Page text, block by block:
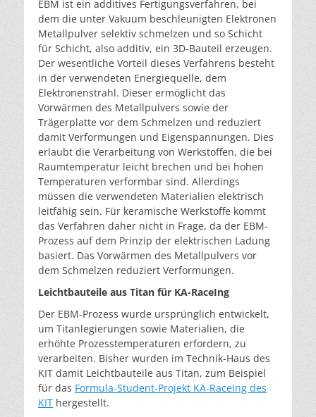
EBM ist ein additives Fertigungsverfahren, bei
dem die unter Vakuum beschleunigten Elektronen
Metallpulver selektiv schmelzen und so Schicht
für Schicht, also additiv, ein 3D-Bauteil erzeugen.
Der wesentliche Vorteil dieses Verfahrens besteht
in der verwendeten Energiequelle, dem
Elektronenstrahl. Dieser ermöglicht das
Vorwärmen des Metallpulvers sowie der
Trägerplatte vor dem Schmelzen und reduziert
damit Verformungen und Eigenspannungen. Dies
erlaubt die Verarbeitung von Werkstoffen, die bei
Raumtemperatur leicht brechen und bei hohen
Temperaturen verformbar sind. Allerdings
müssen die verwendeten Materialien elektrisch
leitfähig sein. Für keramische Werkstoffe kommt
das Verfahren daher nicht in Frage, da der EBM-
Prozess auf dem Prinzip der elektrischen Ladung
basiert. Das Vorwärmen des Metallpulvers vor
dem Schmelzen reduziert Verformungen.
Leichtbauteile aus Titan für KA-RaceIng
Der EBM-Prozess wurde ursprünglich entwickelt,
um Titanlegierungen sowie Materialien, die
erhöhte Prozesstemperaturen erfordern, zu
verarbeiten. Bisher wurden im Technik-Haus des
KIT damit Leichtbauteile aus Titan, zum Beispiel
für das Formula-Student-Projekt KA-RaceIng des
KIT hergestellt.